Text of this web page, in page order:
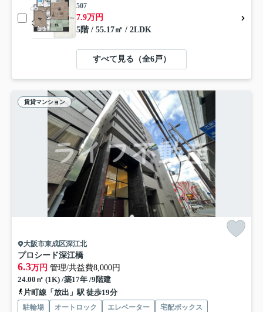
507
7.9万円
5階 / 55.17㎡ / 2LDK
すべて見る（全6戸）
賃貸マンション
大阪市東成区深江北
プロシード深江橋
6.3万円 管理/共益費8,000円
24.00㎡ (1K) /築17年 /9階建
片町線「放出」駅 徒歩19分
駐輪場 オートロック エレベーター
宅配ボックス